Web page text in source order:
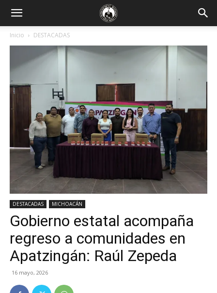
Inicio DESTACADAS
DESTACADAS MICHOACÁN
Gobierno estatal acompaña
regreso a comunidades en
Apatzingán: Raúl Zepeda
16 mayo, 2026